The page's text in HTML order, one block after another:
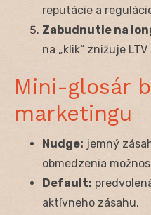
reputácie a
Zabudnutie na
na „klik“ znižuje
Mini-glosár
marketingu
Nudge: jemný
obmedzenia
Default:
aktívneho zásahu.